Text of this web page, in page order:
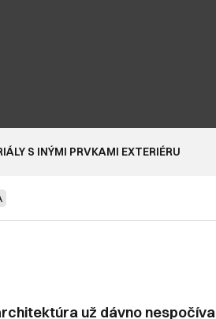
S INÝMI PRVKAMI EXTERIÉRU
už dávno